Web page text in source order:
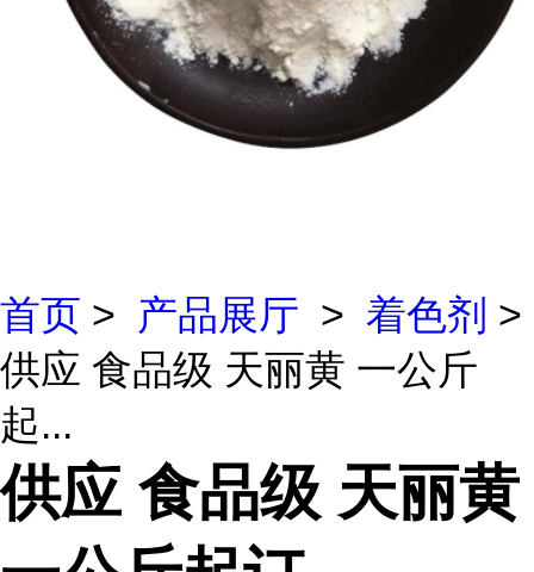
首页 > 产品展厅 > 着色剂 >
供应 食品级 天丽黄 一公斤
起...
供应 食品级 天丽黄